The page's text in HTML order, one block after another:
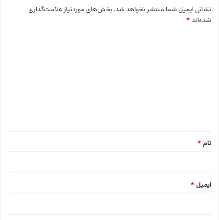
نشانی ایمیل شما منتشر نخواهد شد. بخش‌های موردنیاز علامت‌گذاری
شده‌اند*
نام*
ایمیل*